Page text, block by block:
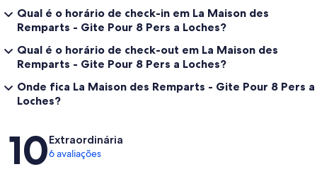
Qual é o horário de check-in em La Maison des
Remparts - Gite Pour 8 Pers a Loches?
Qual é o horário de check-out em La Maison des
Remparts - Gite Pour 8 Pers a Loches?
Onde fica La Maison des Remparts - Gite Pour 8 Pers a
Loches?
Avaliações
10Extraordinária
6 avaliações